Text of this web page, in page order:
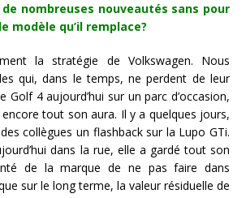
nombreuses nouveautés sans pour
modèle qu’il remplace?
la stratégie de Volkswagen. Nous
qui, dans le temps, ne perdent de leur
Golf 4 aujourd’hui sur un parc d’occasion,
tout son aura. Il y a quelques jours,
collègues un flashback sur la Lupo GTi.
dans la rue, elle a gardé tout son
de la marque de ne pas faire dans
sur le long terme, la valeur résiduelle de